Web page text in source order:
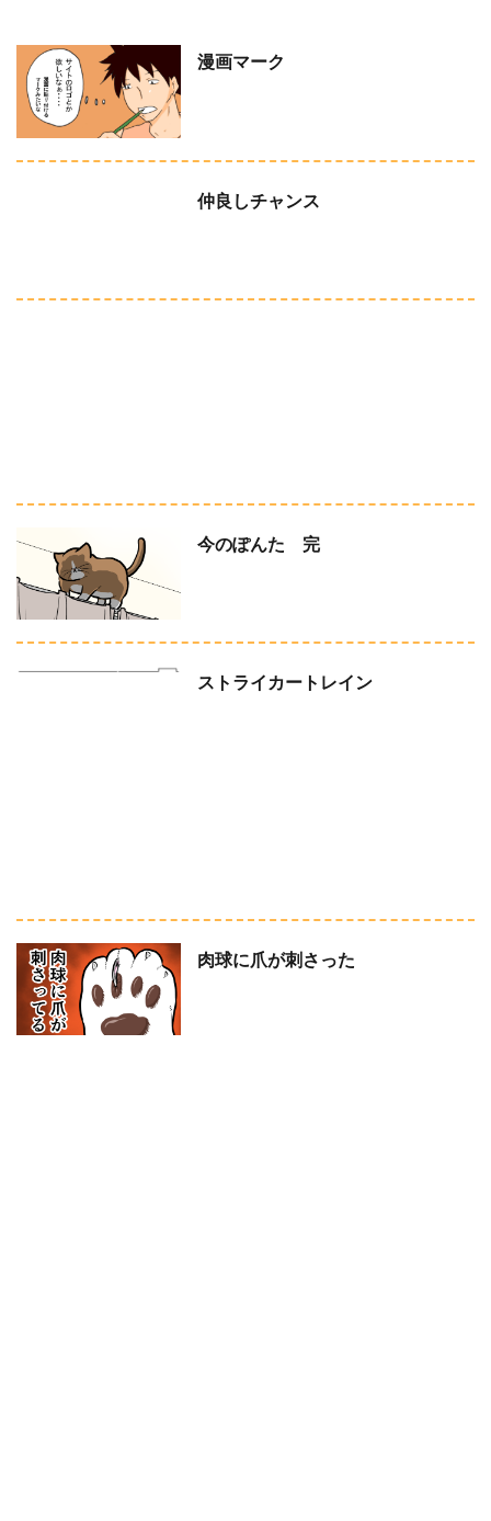
漫画マーク
仲良しチャンス
今のぽんた 完
ストライカートレイン
肉球に爪が刺さった